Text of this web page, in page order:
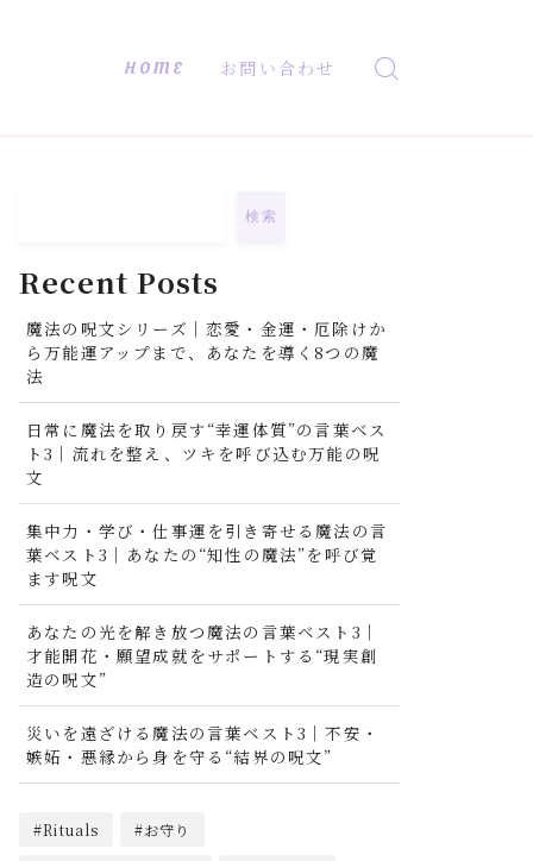
HOME お問い合わせ
検索
Recent Posts
魔法の呪文シリーズ｜恋愛・金運・厄除けか
ら万能運アップまで、あなたを導く8つの魔
法
日常に魔法を取り戻す“幸運体質”の言葉ベス
ト3｜流れを整え、ツキを呼び込む万能の呪
文
集中力・学び・仕事運を引き寄せる魔法の言
葉ベスト3｜あなたの“知性の魔法”を呼び覚
ます呪文
あなたの光を解き放つ魔法の言葉ベスト3｜
才能開花・願望成就をサポートする“現実創
造の呪文”
災いを遠ざける魔法の言葉ベスト3｜不安・
嫉妬・悪縁から身を守る“結界の呪文”
Rituals お守り